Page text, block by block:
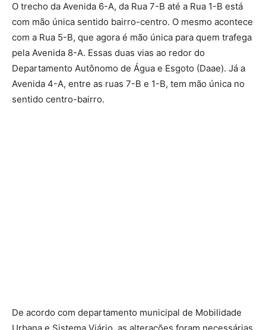
O trecho da Avenida 6-A, da Rua 7-B até a Rua 1-B está
com mão única sentido bairro-centro. O mesmo acontece
com a Rua 5-B, que agora é mão única para quem trafega
pela Avenida 8-A. Essas duas vias ao redor do
Departamento Autônomo de Água e Esgoto (Daae). Já a
Avenida 4-A, entre as ruas 7-B e 1-B, tem mão única no
sentido centro-bairro.
De acordo com departamento municipal de Mobilidade